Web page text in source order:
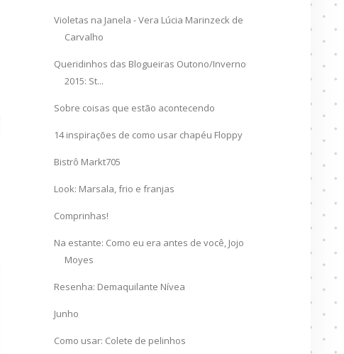
Violetas na Janela - Vera Lúcia Marinzeck de
Carvalho
Queridinhos das Blogueiras Outono/Inverno
2015: St...
Sobre coisas que estão acontecendo
14 inspirações de como usar chapéu Floppy
Bistrô Markt705
Look: Marsala, frio e franjas
Comprinhas!
Na estante: Como eu era antes de você, Jojo
Moyes
Resenha: Demaquilante Nívea
Junho
Como usar: Colete de pelinhos